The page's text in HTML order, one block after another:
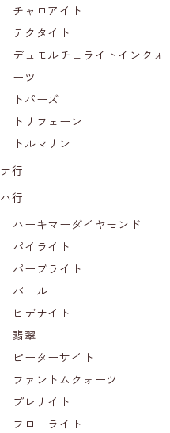
チャロアイト
テクタイト
デュモルチェライトインクォ
ーツ
トパーズ
トリフェーン
トルマリン
ナ行
ハ行
ハーキマーダイヤモンド
パイライト
パープライト
パール
ヒデナイト
翡翠
ピーターサイト
ファントムクォーツ
プレナイト
フローライト